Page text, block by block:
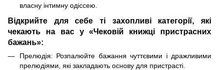
власну інтимну одіссею.
Відкрийте для себе ті захопливі категорії, які
чекають на вас у «Чековій книжці пристрасних
бажань»:
Прелюдія: Розпалюйте бажання чуттєвими і дражливими
прелюдіями, які закладають основу для пристрасті.